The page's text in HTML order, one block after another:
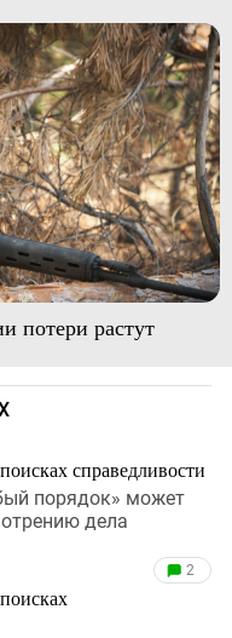
потери растут
справедливости
порядок» может
дела
2